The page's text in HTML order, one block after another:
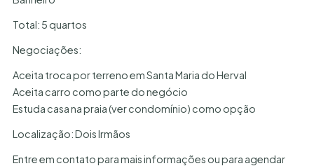
Total: 5 quartos
Negociações:
Aceita troca por terreno em Santa Maria do Herval
Aceita carro como parte do negócio
Estuda casa na praia (ver condomínio) como opção
Localização: Dois Irmãos
Entre em contato para mais informações ou para agendar